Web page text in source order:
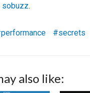
sobuzz.
performance secrets
also like: